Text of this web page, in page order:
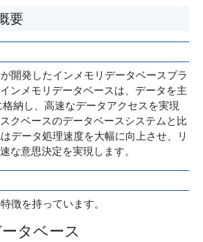
要
開発したインメモリデータベースプラ
ンメモリデータベースは、データを主
納し、高速なデータアクセスを実現
クベースのデータベースシステムと比
データ処理速度を大幅に向上させ、リ
な意思決定を実現します。
徴を持っています。
タベース